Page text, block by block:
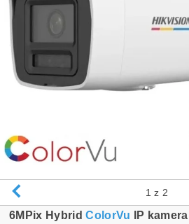
1 z 2
6MPix HybridColorVu IP